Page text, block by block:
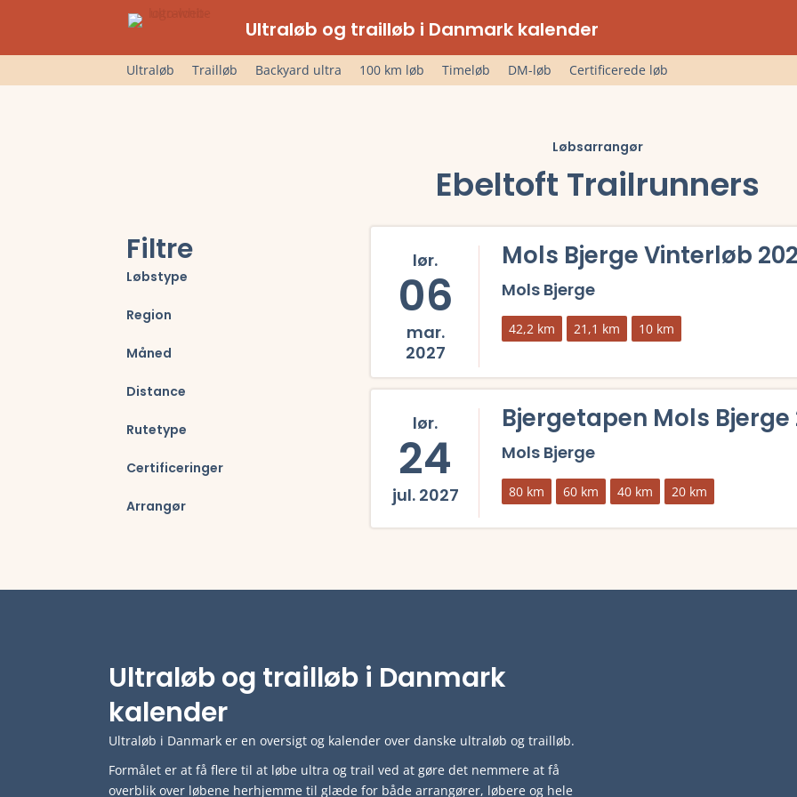
Ultraløb og trailløb i Danmark kalender
Ultraløb Trailløb Backyard ultra 100 km løb Timeløb DM-løb Certificerede løb
Løbsarrangør
Ebeltoft Trailrunners
Filtre
Løbstype
Region
Måned
Distance
Rutetype
Certificeringer
Arrangør
lør.
06
mar.
2027
Mols Bjerge Vinterløb
Mols Bjerge
42,2 km 21,1 km 10 km
Læs mere om Mols Bjerge Vinterløb 2027 og se tilmelding,
lør.
24
jul. 2027
Bjergetapen Mols Bjerge
Mols Bjerge
80 km 60 km 40 km 20 km
Ultraløb og trailløb i Danmark
kalender
Ultraløb i Danmark er en oversigt og kalender over danske ultraløb og trailløb.
Formålet er at få flere til at løbe ultra og trail ved at gøre det nemmere at få
overblik over løbene herhjemme til glæde for både arrangører, løbere og hele